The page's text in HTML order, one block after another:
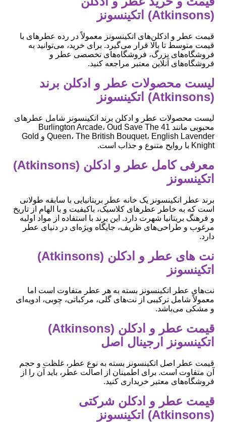
(Atkinsons) اتکینسونز
قیمت عطر و ادکلن‌های اتکینسونز معمولاً در رده عطرهای با
قیمت متوسط تا بالا قرار می‌گیرد. برای خرید، می‌توانید به
فروشگاه‌های بزرگ، فروشگاه‌های تخصصی عطر و
فروشگاه‌های آنلاین معتبر مراجعه کنید.
لیست محصولات عطر و ادکلن برند
(Atkinsons) اتکینسونز
لیست محصولات عطر و ادکلن برند اتکینسونز شامل عطرهای
محبوبی مانند 41 Burlington Arcade، Oud Save The
Queen، The British Bouquet، English Lavender و Gold
Knight با روایح متنوع و جذاب است.
معرفی کامل عطر و ادکلن (Atkinsons)
اتکینسونز
برند عطر اتکینسونز یک خانه عطر بریتانیایی با سابقه طولانی
است که به خاطر عطرهای کلاسیک، باکیفیت و با الهام از تاریخ
و فرهنگ بریتانیا شهرت دارد. این برند با استفاده از مواد اولیه
مرغوب و طراحی‌های ظریف، جایگاه ویژه‌ای در دنیای عطر
دارد.
نت های عطر و ادکلن (Atkinsons)
اتکینسونز
نت‌های عطر اتکینسونز بسته به هر عطر متفاوت است اما
معمولاً شامل ترکیبی از نت‌های گلی، مرکباتی، چوبی، ادویه‌ای
و مشکی می‌باشد.
قیمت عطر و ادکلن (Atkinsons)
اتکینسونز ارجینال اصل
قیمت عطر اصل اتکینسونز بسته به نوع عطر، غلظت و حجم
آن متفاوت است. برای اطمینان از اصالت عطر، باید آن را از
فروشگاه‌های معتبر خریداری کنید.
قیمت عطر و ادکلن شرکتی
(Atkinsons) اتکینسونز